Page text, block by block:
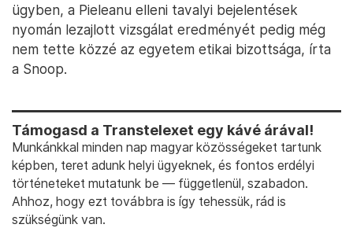
ügyben, a Pieleanu elleni tavalyi bejelentések
nyomán lezajlott vizsgálat eredményét pedig még
nem tette közzé az egyetem etikai bizottsága, írta
a Snoop.
Támogasd a Transtelexet egy kávé árával!
Munkánkkal minden nap magyar közösségeket tartunk
képben, teret adunk helyi ügyeknek, és fontos erdélyi
történeteket mutatunk be — függetlenül, szabadon.
Ahhoz, hogy ezt továbbra is így tehessük, rád is
szükségünk van.